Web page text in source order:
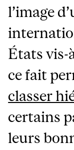
l’image
États vis-
ce fait
classer
certains
leurs